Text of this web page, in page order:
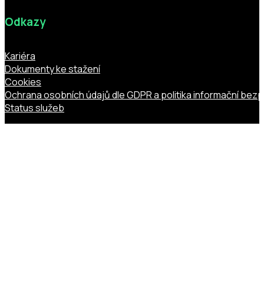
Odkazy
Kariéra
Dokumenty ke stažení
Cookies
Ochrana osobních údajů dle GDPR a politika informační
Status služeb